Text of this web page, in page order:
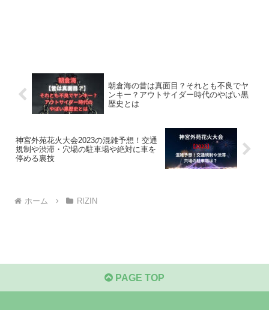
朝倉海の昔は真面目？それとも不良でヤ
ンキー？アウトサイダー時代のやばい黒
歴史とは
神宮外苑花火大会2023の混雑予想！交通
規制や渋滞・穴場の駐車場や絶対に車を
停める裏技
ホーム RIZIN
PAGE TOP